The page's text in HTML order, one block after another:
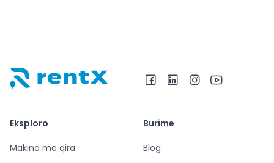
Eksploro
Makina me qira
Burime
Blog